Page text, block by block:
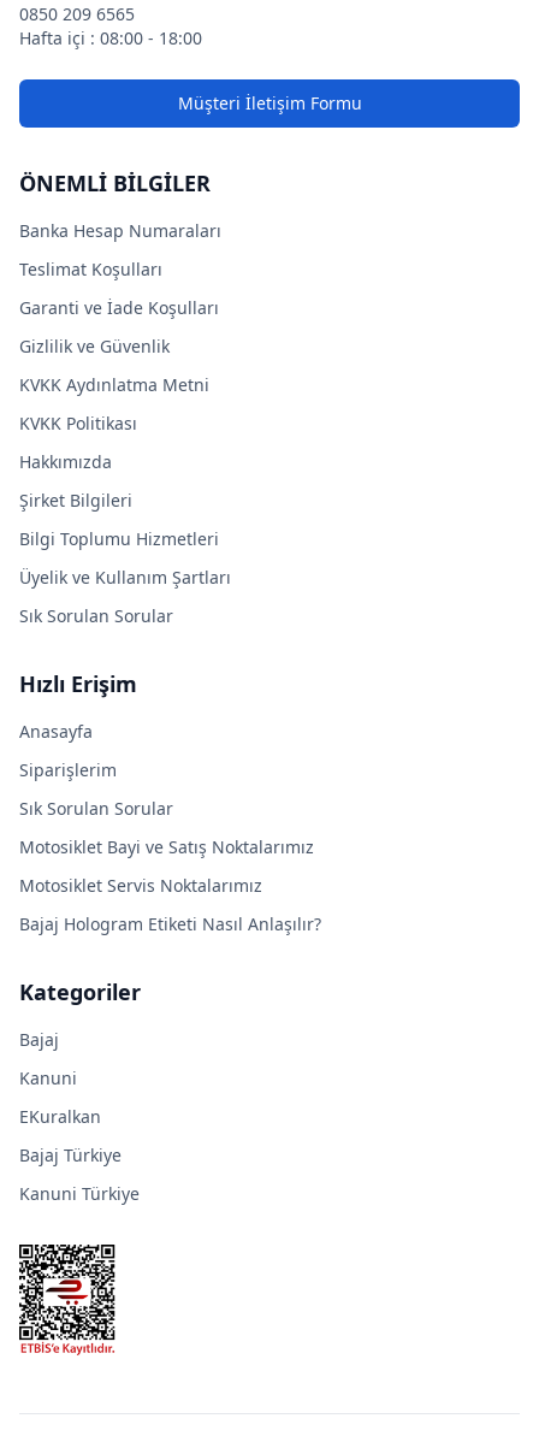
0850 209 6565
Hafta içi : 08:00 - 18:00
Müşteri İletişim Formu
ÖNEMLİ BİLGİLER
Banka Hesap Numaraları
Teslimat Koşulları
Garanti ve İade Koşulları
Gizlilik ve Güvenlik
KVKK Aydınlatma Metni
KVKK Politikası
Hakkımızda
Şirket Bilgileri
Bilgi Toplumu Hizmetleri
Üyelik ve Kullanım Şartları
Sık Sorulan Sorular
Hızlı Erişim
Anasayfa
Siparişlerim
Sık Sorulan Sorular
Motosiklet Bayi ve Satış Noktalarımız
Motosiklet Servis Noktalarımız
Bajaj Hologram Etiketi Nasıl Anlaşılır?
Kategoriler
Bajaj
Kanuni
EKuralkan
Bajaj Türkiye
Kanuni Türkiye